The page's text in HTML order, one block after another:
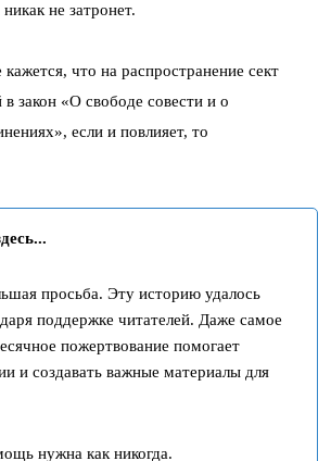
не затронет.
что на распространение сект
закон «О свободе совести и о
если и повлияет, то
просьба. Эту историю удалось
поддержке читателей. Даже самое
пожертвование помогает
и создавать важные материалы для
нужна как никогда.